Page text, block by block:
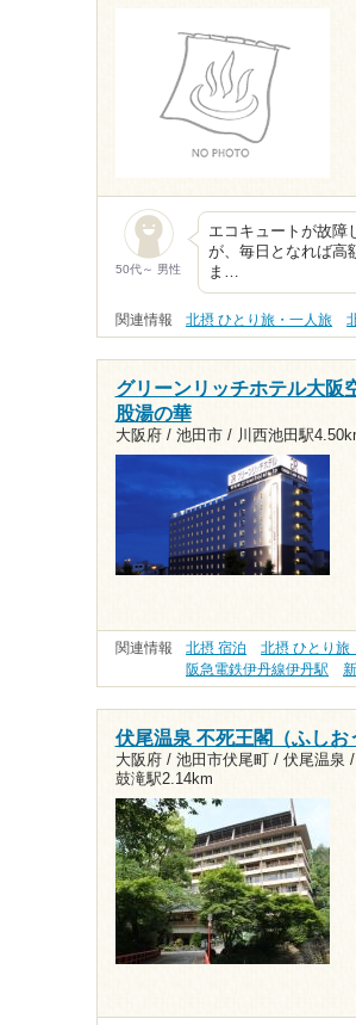
50代～ 男性
エコキュートが故障
が、毎日となれば高
ま…
関連情報 北摂 ひとり旅・一人旅
グリーンリッチホテル大
股湯の華
大阪府 / 池田市 / 川西池田駅
関連情報 北摂 宿泊 北摂 ひとり旅
阪急電鉄伊丹線伊丹駅
伏尾温泉 不死王閣（ふしお
大阪府 / 池田市伏尾町 / 伏尾温泉 /
鼓滝駅2.14km